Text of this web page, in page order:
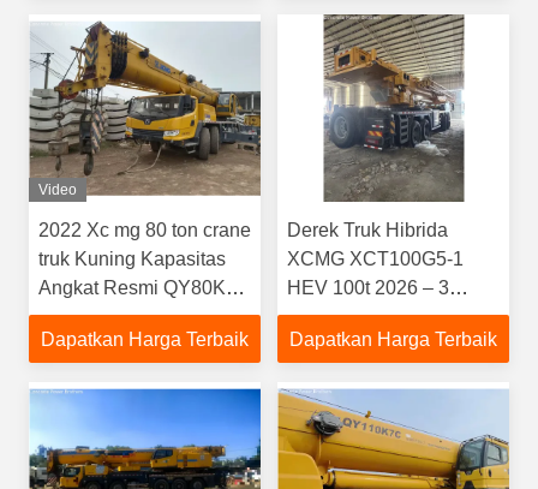
Video
2022 Xc mg 80 ton crane
truk Kuning Kapasitas
Angkat Resmi QY80K5D
stok
Dapatkan Harga Terbaik
Derek Truk Hibrida
XCMG XCT100G5-1
HEV 100t 2026 – 3
Mode Daya,
Penghematan Bahan
Proyek Global |Model
Baru
Dapatkan Harga Terbaik